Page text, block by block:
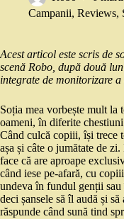
Campanii, Reviews,
Acest articol este scris de
scenă Robo, după două
integrate de monitorizare a
Soția mea vorbește mult
oameni, în diferite
Când culcă copiii, își trece
așa și câte o jumătate de
face că are aproape
când iese pe-afară, cu
undeva în fundul genții
deci șansele să îl audă și
răspunde când sună tind